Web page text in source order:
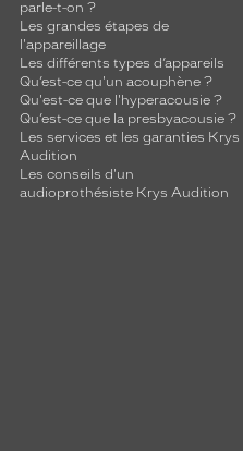
parle-t-on ?
Les grandes étapes de
l'appareillage
Les différents types d’appareils
Qu’est-ce qu'un acouphène ?
Qu'est-ce que l'hyperacousie ?
Qu’est-ce que la presbyacousie ?
Les services et les garanties Krys
Audition
Les conseils d'un
audioprothésiste Krys Audition